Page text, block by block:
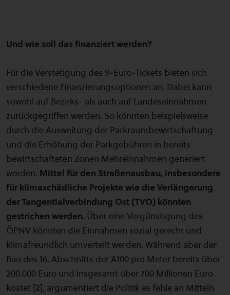
Und wie soll das finanziert werden?
Für die Verstetigung des 9-Euro-Tickets bieten sich
verschiedene Finanzierungsoptionen an. Dabei kann
sowohl auf Bezirks- als auch auf Landeseinnahmen
zurückgegriffen werden. So könnten beispielsweise
durch die Ausweitung der Parkraumbewirtschaftung
und die Erhöhung der Parkgebühren in bereits
bewirtschafteten Zonen Mehreinnahmen generiert
werden. Mittel für den Straßenausbau, insbesondere
für klimaschädliche Projekte wie die Verlängerung
der Tangentialverbindung Ost (TVO) könnten
gestrichen werden. Über eine Vergünstigung des
ÖPNV könnten die Einnahmen sozial gerecht und
klimafreundlich umverteilt werden. Während aber der
Bau des 16. Abschnitts der A100 pro Meter bereits über
200.000 Euro und insgesamt über 700 Millionen Euro
kostet [2], argumentiert die Politik es fehle an Mitteln